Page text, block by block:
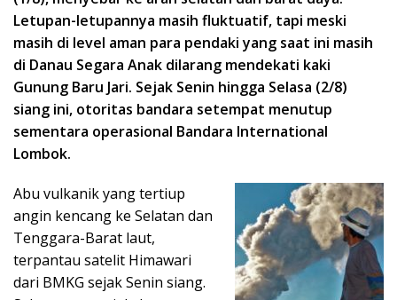
Letupan-letupannya masih fluktuatif, tapi meski
masih di level aman para pendaki yang saat ini masih
di Danau Segara Anak dilarang mendekati kaki
Gunung Baru Jari. Sejak Senin hingga Selasa (2/8)
siang ini, otoritas bandara setempat menutup
sementara operasional Bandara International
Lombok.
Abu vulkanik yang tertiup
angin kencang ke Selatan dan
Tenggara-Barat laut,
terpantau satelit Himawari
dari BMKG sejak Senin siang.